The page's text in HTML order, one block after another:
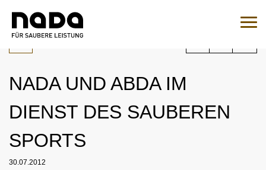
Zum Inhalt springen
Zur Medikamentenabfrage
EN
HOME
Sie sind hier:
NADA UND ABDA IM
DIENST DES SAUBEREN
SPORTS
30.07.2012